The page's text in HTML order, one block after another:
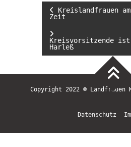
Kreislandfrauen
Zeit
Kreisvorsitzende ist
Harleß
Copyright 2022 © Landfrauen
Datenschutz